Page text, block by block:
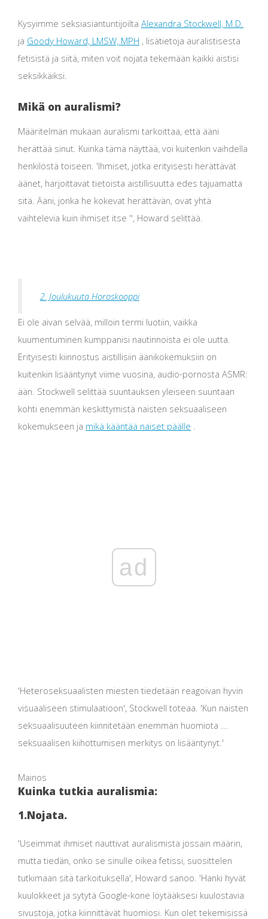
Kysyimme seksiasiantuntijoilta Alexandra Stockwell, M.D.
ja Goody Howard, LMSW, MPH , lisätietoja auralistisesta
fetisistä ja siitä, miten voit nojata tekemään kaikki aistisi
seksikkäiksi.
Mikä on auralismi?
Määritelmän mukaan auralismi tarkoittaa, että ääni
herättää sinut. Kuinka tämä näyttää, voi kuitenkin vaihdella
henkilöstä toiseen. 'Ihmiset, jotka erityisesti herättävät
äänet, harjoittavat tietoista aistillisuutta edes tajuamatta
sitä. Ääni, jonka he kokevat herättävän, ovat yhtä
vaihtelevia kuin ihmiset itse '', Howard selittää.
2. Joulukuuta Horoskooppi
Ei ole aivan selvää, milloin termi luotiin, vaikka
kuumentuminen kumppanisi nautinnoista ei ole uutta.
Erityisesti kiinnostus aistillisiin äänikokemuksiin on
kuitenkin lisääntynyt viime vuosina, audio-pornosta ASMR:
ään. Stockwell selittää suuntauksen yleiseen suuntaan
kohti enemmän keskittymistä naisten seksuaaliseen
kokemukseen ja mikä kääntää naiset päälle .
ad
'Heteroseksuaalisten miesten tiedetään reagoivan hyvin
visuaaliseen stimulaatioon', Stockwell toteaa. 'Kun naisten
seksuaalisuuteen kiinnitetään enemmän huomiota ...
seksuaalisen kiihottumisen merkitys on lisääntynyt.'
Mainos
Kuinka tutkia auralismia:
1.Nojata.
'Useimmat ihmiset nauttivat auralismista jossain määrin,
mutta tiedän, onko se sinulle oikea fetissi, suosittelen
tutkimaan sitä tarkoituksella', Howard sanoo. 'Hanki hyvät
kuulokkeet ja sytytä Google-kone löytääksesi kuulostavia
sivustoja, jotka kiinnittävät huomiosi. Kun olet tekemisissä